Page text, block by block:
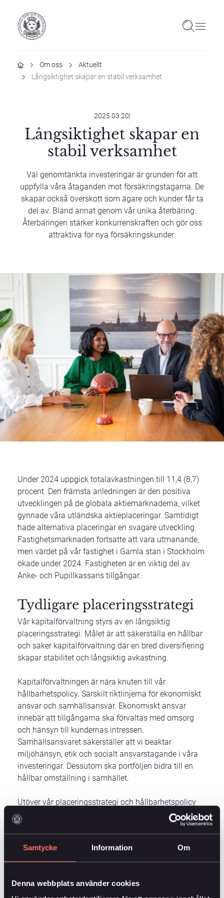
Samtycke Information Om
Denna webbplats använder cookies
Hem Om oss
Aktuellt
Långsiktighet skapar en stabil verksamhet
2025.03.20|
Långsiktighet skapar en
stabil verksamhet
Väl genomtänkta investeringar är grunden för att
uppfylla våra åtaganden mot försäkringstagarna. De
skapar också överskott som ägare och kunder får ta
del av. Bland annat genom vår unika återbäring.
Återbäringen stärker konkurrenskraften och gör oss
attraktiva för nya försäkringskunder.
Under 2024 uppgick totalavkastningen till 11,4 (8,7)
procent. Den främsta anledningen är den positiva
utvecklingen på de globala aktiemarknaderna, vilket
gynnade våra utländska aktieplaceringar. Samtidigt
hade alternativa placeringar en svagare utveckling.
Fastighetsmarknaden fortsatte att vara utmanande,
men värdet på vår fastighet i Gamla stan i Stockholm
ökade under 2024. Fastigheten är en viktig del av
Änke- och Pupillkassans tillgångar.
Tydligare placeringsstrategi
Vår kapitalförvaltning styrs av en långsiktig
placeringsstrategi. Målet är att säkerställa en hållbar
och säker kapitalförvaltning där en bred diversifiering
skapar stabilitet och långsiktig avkastning.
Kapitalförvaltningen är nära knuten till vår
hållbarhetspolicy. Särskilt riktlinjerna för ekonomiskt
ansvar och samhällsansvar. Ekonomiskt ansvar
innebär att tillgångarna ska förvaltas med omsorg
och hänsyn till kundernas intressen.
Samhällsansvaret säkerställer att vi beaktar
miljöhänsyn, etik och socialt ansvarstagande i våra
investeringar. Dessutom ska portföljen bidra till en
hållbar omställning i samhället.
Utöver vår placeringsstrategi och hållbarhetspolicy
följer vi internationella konventioner som Sverige har
undertecknat, exempelvis inom mänskliga rättigheter,
och OECD:s riktlinjer för multinationella företag är
också vägledande. Alla kapitalförvaltare vi anlitar
(PRI), ett nätverk som arbetar för att stärka